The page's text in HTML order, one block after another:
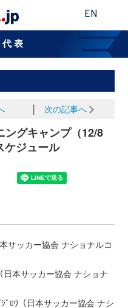
EN
代表
次の記事へ
ングキャンプ（12/8
ケジュール
ッカー協会 ナショナルコ
本サッカー協会 ナショナ
ﾛｳ（日本サッカー協会 ナシ